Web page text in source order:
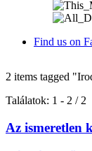
Find us on
2 items tagged
Találatok: 1 - 2 / 2
Az ismeretlen